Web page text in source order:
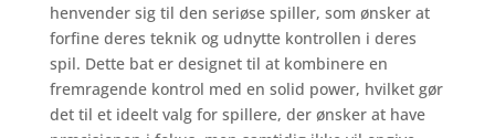
henvender sig til den seriøse spiller, som ønsker at
forfine deres teknik og udnytte kontrollen i deres
spil. Dette bat er designet til at kombinere en
fremragende kontrol med en solid power, hvilket gør
det til et ideelt valg for spillere, der ønsker at have